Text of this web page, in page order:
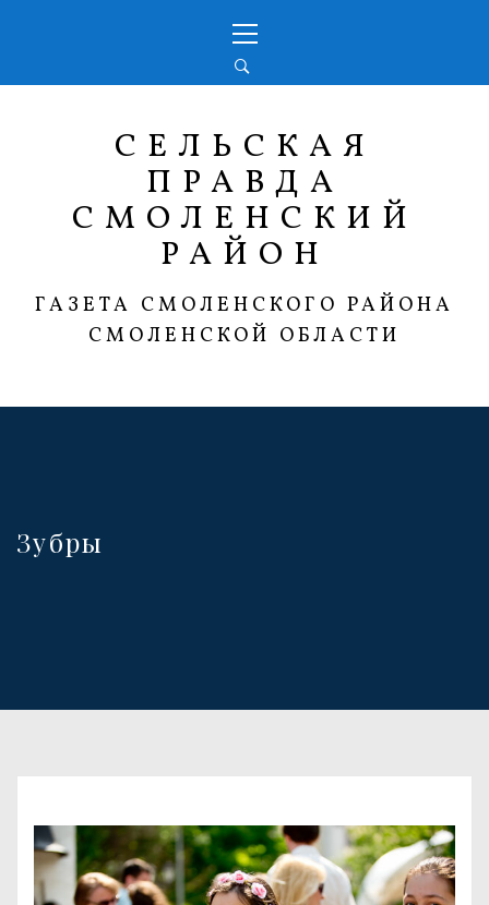
меню
СЕЛЬСКАЯ
ПРАВДА
СМОЛЕНСКИЙ
РАЙОН
ГАЗЕТА СМОЛЕНСКОГО РАЙОНА
СМОЛЕНСКОЙ ОБЛАСТИ
Зубры